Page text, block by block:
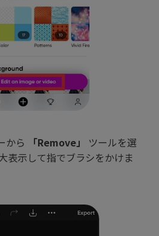
から 「Remove」 ツールを選
表示して指でブラシをかけま